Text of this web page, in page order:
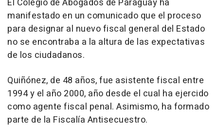
manifestado en un comunicado que el proceso
para designar al nuevo fiscal general del Estado
no se encontraba a la altura de las expectativas
de los ciudadanos.
Quiñónez, de 48 años, fue asistente fiscal entre
1994 y el año 2000, año desde el cual ha ejercido
como agente fiscal penal. Asimismo, ha formado
parte de la Fiscalía Antisecuestro.